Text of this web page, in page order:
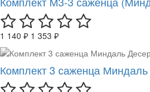
1 140 ₽ 1 353 ₽
Комплект 3 саженца